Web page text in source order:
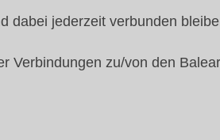
dabei jederzeit verbunden
Verbindungen zu/von den